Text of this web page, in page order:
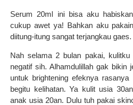
Serum 20ml ini bisa aku
cukup awet ya! Bahkan aku
diitung-itung sangat terjangkau gaes.
Nah selama 2 bulan pakai,
negatif sih. Alhamdulillah gak bikin
untuk brightening efeknya
begitu kelihatan. Ya kulit usia
anak usia 20an. Dulu tuh pakai